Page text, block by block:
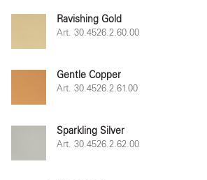
Ravishing Gold
Art. 30.4526.2.60.00
Gentle Copper
Art. 30.4526.2.61.00
Sparkling Silver
Art. 30.4526.2.62.00